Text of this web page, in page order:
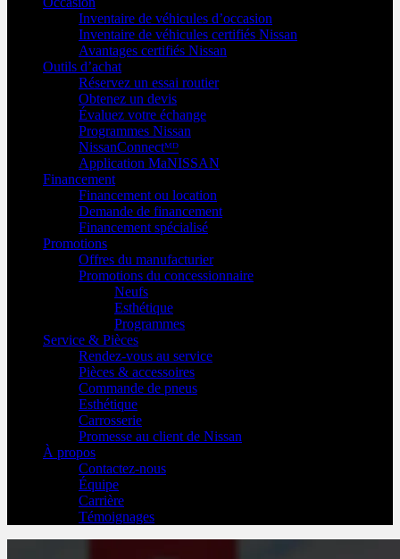
Inventaire de véhicules d’occasion
Inventaire de véhicules certifiés Nissan
Avantages certifiés Nissan
Outils d’achat
Réservez un essai routier
Obtenez un devis
Évaluez votre échange
Programmes Nissan
NissanConnectᴹᴰ
Application MaNISSAN
Financement
Financement ou location
Demande de financement
Financement spécialisé
Promotions
Offres du manufacturier
Promotions du concessionnaire
Neufs
Esthétique
Programmes
Service & Pièces
Rendez-vous au service
Pièces & accessoires
Commande de pneus
Esthétique
Carrosserie
Promesse au client de Nissan
À propos
Contactez-nous
Équipe
Carrière
Témoignages